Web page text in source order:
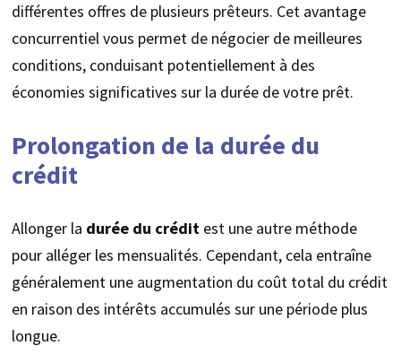
différentes offres de plusieurs prêteurs. Cet avantage
concurrentiel vous permet de négocier de meilleures
conditions, conduisant potentiellement à des
économies significatives sur la durée de votre prêt.
Prolongation de la durée du
crédit
Allonger la durée du créditest une autre méthode
pour alléger les mensualités. Cependant, cela entraîne
généralement une augmentation du coût total du crédit
en raison des intérêts accumulés sur une période plus
longue.